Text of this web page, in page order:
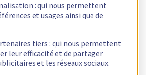
: qui nous permettent
et usages ainsi que de
tiers : qui nous permettent
leur efficacité et de partager
et les réseaux sociaux.